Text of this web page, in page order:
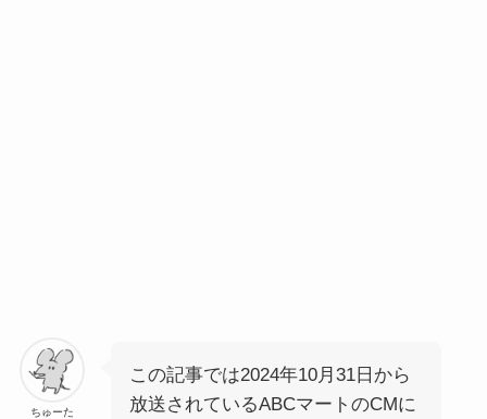
ちゅーた
この記事では2024年10月31日から
放送されているABCマート のCMに